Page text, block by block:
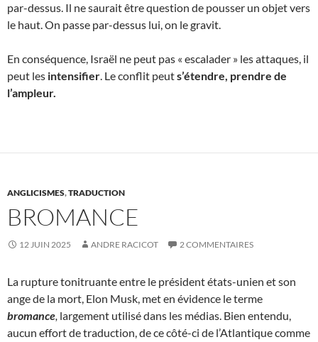
par-dessus. Il ne saurait être question de pousser un objet vers
le haut. On passe par-dessus lui, on le gravit.
En conséquence, Israël ne peut pas « escalader » les attaques, il
peut les intensifier. Le conflit peuts’étendre, prendre de
l’ampleur.
ANGLICISMES,TRADUCTION
BROMANCE
12 JUIN 2025 ANDRE RACICOT 2 COMMENTAIRES
La rupture tonitruante entre le président états-unien et son
ange de la mort, Elon Musk, met en évidence le terme
bromance, largement utilisé dans les médias. Bien entendu,
aucun effort de traduction, de ce côté-ci de l’Atlantique comme